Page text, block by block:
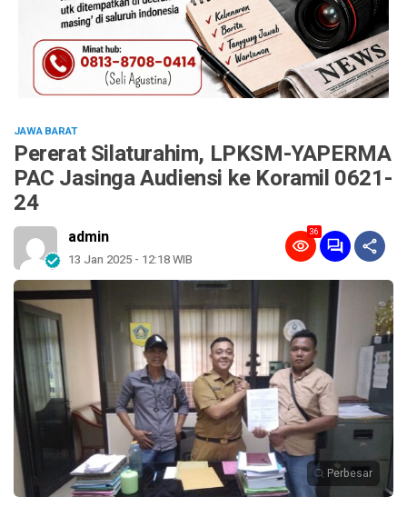
JAWA BARAT
Pererat Silaturahim, LPKSM-YAPERMA
PAC Jasinga Audiensi ke Koramil 0621-
24
admin
13 Jan 2025 - 12:18 WIB
36
Perbesar